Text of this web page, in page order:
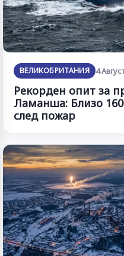
ВЕЛИКОБРИТАНИЯ 4
Рекорден опит за
Ламанша: Близо
след пожар